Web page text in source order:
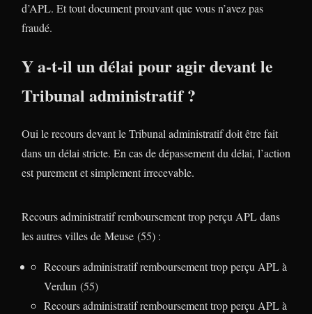
d’APL. Et tout document prouvant que vous n’avez pas
fraudé.
Y a-t-il un délai pour agir devant le
Tribunal administratif ?
Oui le recours devant le Tribunal administratif doit être fait
dans un délai stricte. En cas de dépassement du délai, l’action
est purement et simplement irrecevable.
Recours administratif remboursement trop perçu APL dans
les autres villes de Meuse (55) :
Recours administratif remboursement trop perçu APL à
Verdun (55)
Recours administratif remboursement trop perçu APL à